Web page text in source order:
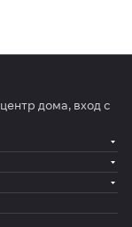
дома, вход с